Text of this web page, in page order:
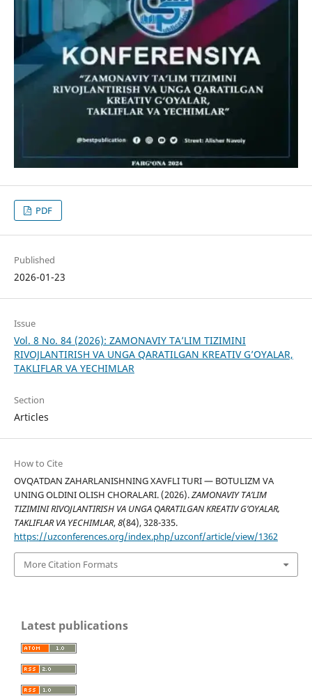
PDF
Published
2026-01-23
Issue
Vol. 8 No. 84 (2026): ZAMONAVIY TA’LIM TIZIMINI
RIVOJLANTIRISH VA UNGA QARATILGAN KREATIV G’OYALAR,
TAKLIFLAR VA YECHIMLAR
Section
Articles
How to Cite
OVQATDAN ZAHARLANISHNING XAVFLI TURI — BOTULIZM VA
UNING OLDINI OLISH CHORALARI. (2026).ZAMONAVIY TA’LIM
TIZIMINI RIVOJLANTIRISH VA UNGA QARATILGAN KREATIV G’OYALAR,
TAKLIFLAR VA YECHIMLAR,8(84), 328-335.
https://uzconferences.org/index.php/uzconf/article/view/1362
More Citation Formats
Latest publications